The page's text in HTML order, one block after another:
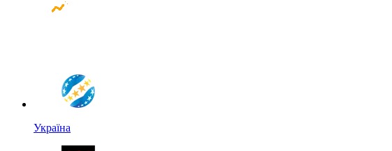
Україна